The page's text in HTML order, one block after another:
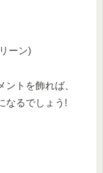
ーン)
トを飾れば、
なるでしょう!